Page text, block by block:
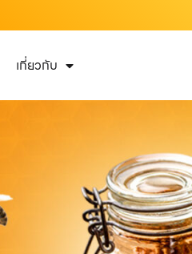
เกี่ยวกับ